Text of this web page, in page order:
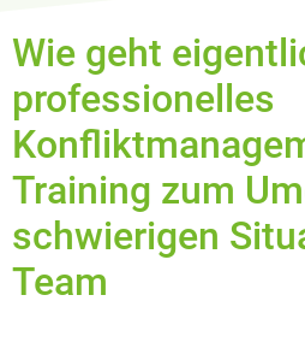
Wie geht
professionelles
Training zum
schwierigen
Team